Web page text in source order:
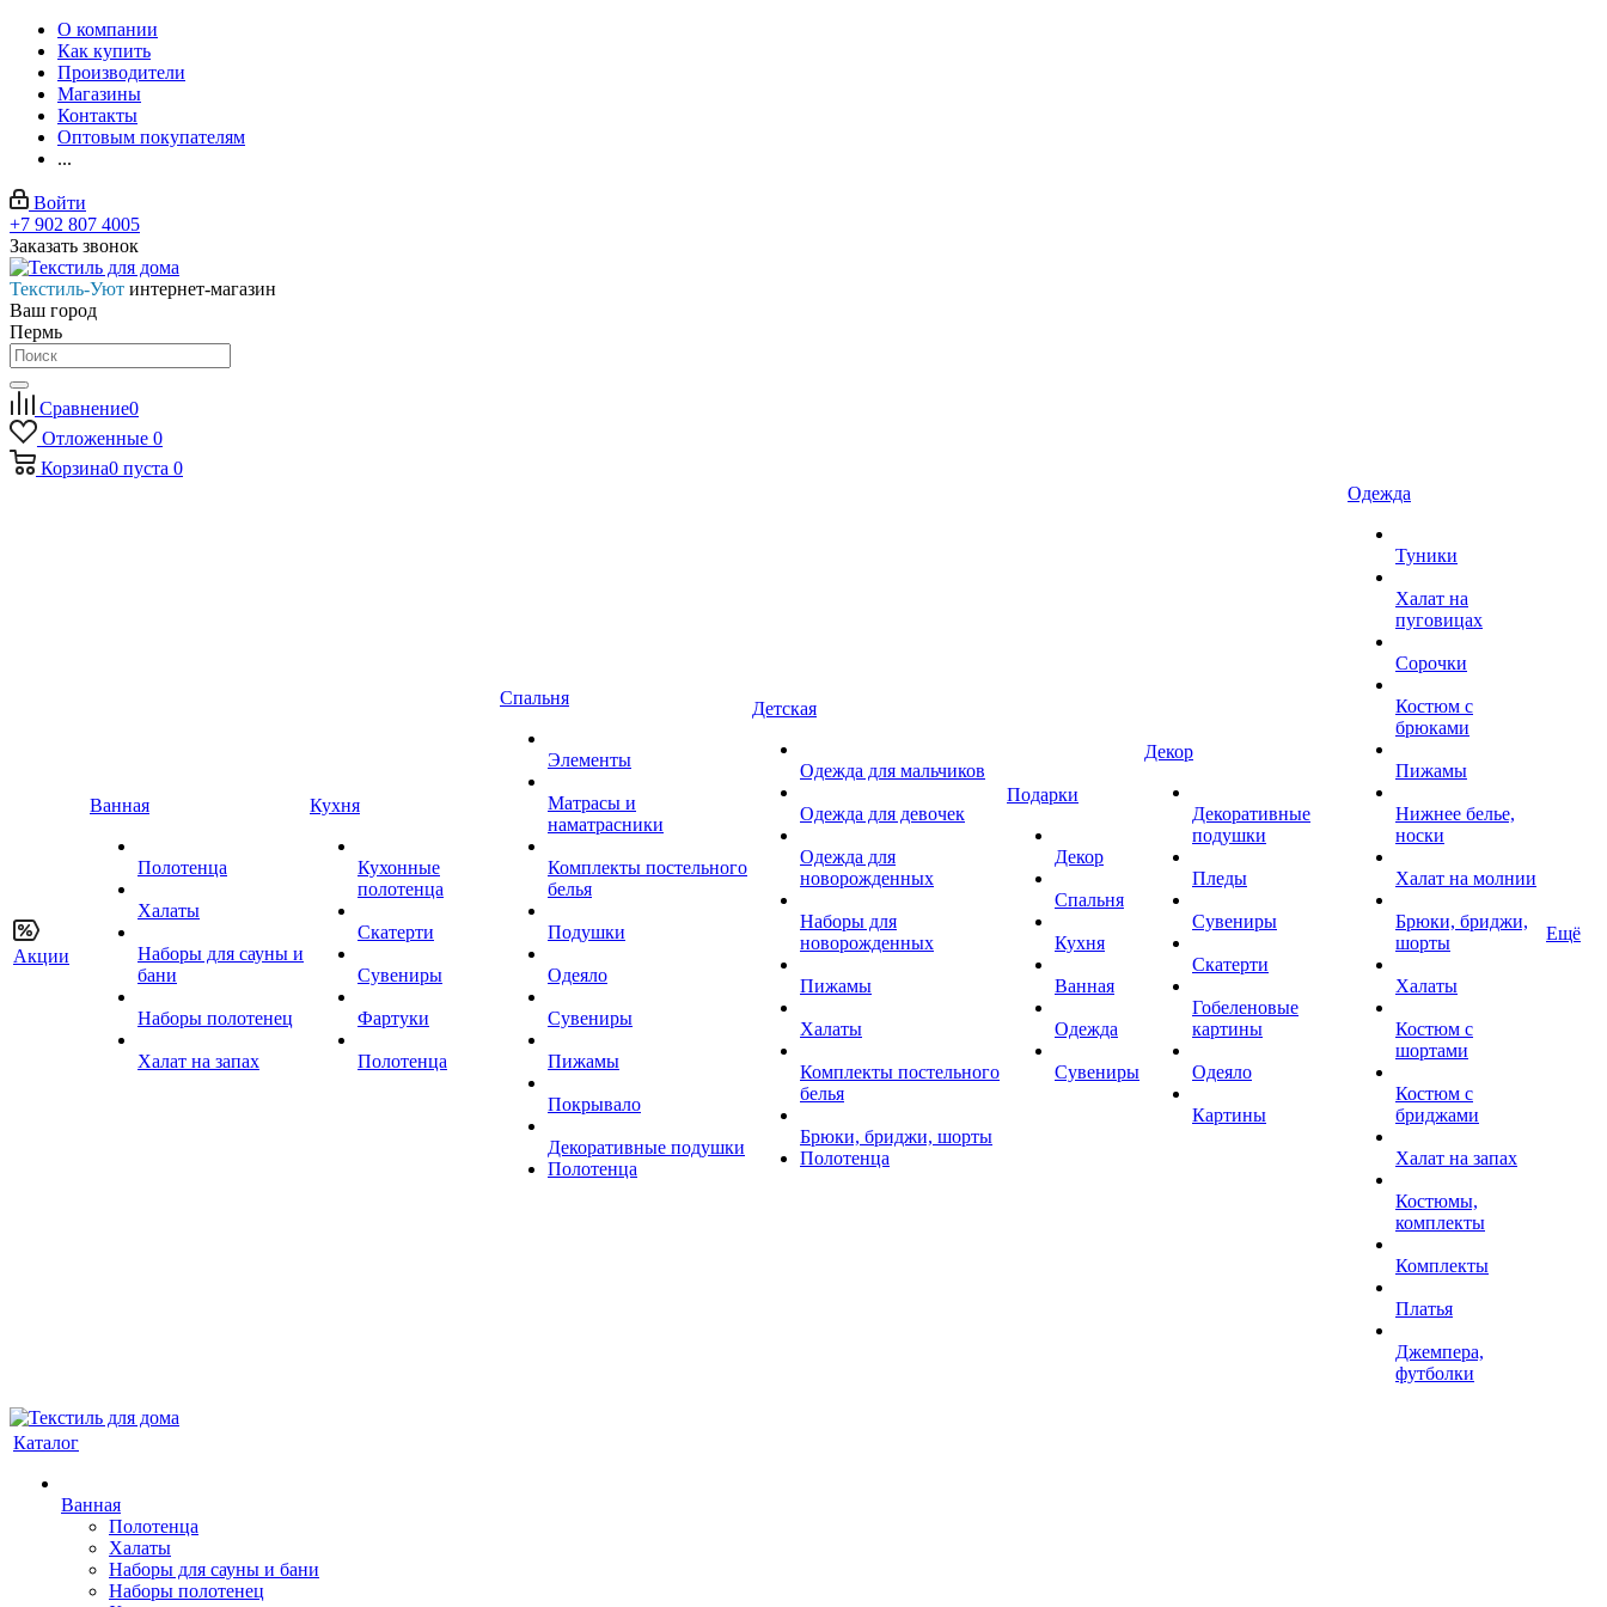
О компании
Как купить
Производители
Магазины
Контакты
Оптовым покупателям
...
Войти
+7 902 807 4005
Заказать звонок
Текстиль-Уют интернет-магазин
Ваш город
Пермь
Сравнение0
Отложенные 0
Корзина0 пуста 0
Акции
Ванная
Полотенца
Халаты
Наборы для сауны и
бани
Наборы полотенец
Халат на запах
Кухня
Кухонные
полотенца
Скатерти
Сувениры
Фартуки
Полотенца
Спальня
Элементы
Матрасы и
наматрасники
Комплекты постельного
белья
Подушки
Одеяло
Сувениры
Пижамы
Покрывало
Декоративные подушки
Полотенца
Детская
Одежда для мальчиков
Одежда для девочек
Одежда для
новорожденных
Наборы для
новорожденных
Пижамы
Халаты
Комплекты постельного
белья
Брюки, бриджи, шорты
Полотенца
Подарки
Декор
Спальня
Кухня
Ванная
Одежда
Сувениры
Декор
Декоративные
подушки
Пледы
Сувениры
Скатерти
Гобеленовые
картины
Одеяло
Картины
Одежда
Туники
Халат на
пуговицах
Сорочки
Костюм с
брюками
Пижамы
Нижнее белье,
носки
Халат на молнии
Брюки, бриджи,
шорты
Халаты
Костюм с
шортами
Костюм с
бриджами
Халат на запах
Костюмы,
комплекты
Комплекты
Платья
Джемпера,
футболки
Ещё
Каталог
Ванная
Полотенца
Халаты
Наборы для сауны и бани
Наборы полотенец